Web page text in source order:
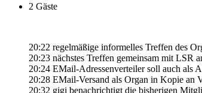
2 Gäste
20:22 regelmäßige informelles Treffen des
20:23 nächstes Treffen gemeinsam mit LSR
20:24 EMail-Adressenverteiler soll auch als
20:28 EMail-Versand als Organ in Kopie an
20:32 gigi benachrichtigt die bisherigen